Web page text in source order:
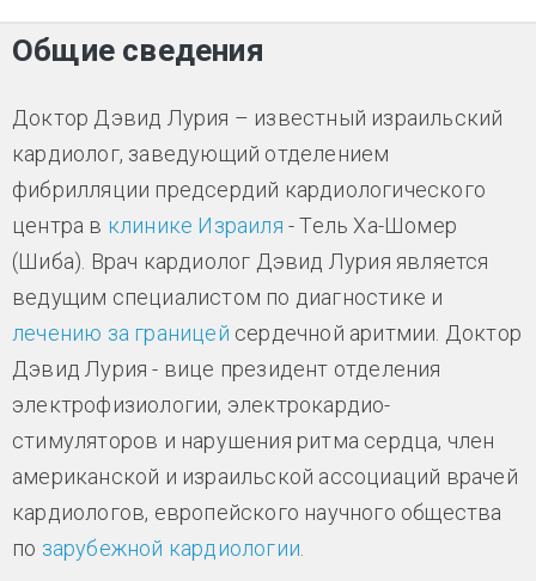
Общие сведения
Доктор Дэвид Лурия – известный израильский
кардиолог, заведующий отделением
фибрилляции предсердий кардиологического
центра в клинике Израиля - Тель Ха-Шомер
(Шиба). Врач кардиолог Дэвид Лурия является
ведущим специалистом по диагностике и
лечению за границей сердечной аритмии. Доктор
Дэвид Лурия - вице президент отделения
электрофизиологии, электрокардио-
стимуляторов и нарушения ритма сердца, член
американской и израильской ассоциаций врачей
кардиологов, европейского научного общества
по зарубежной кардиологии